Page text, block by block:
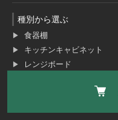
種別から選ぶ
食器棚
キッチンキャビネット
レンジボード